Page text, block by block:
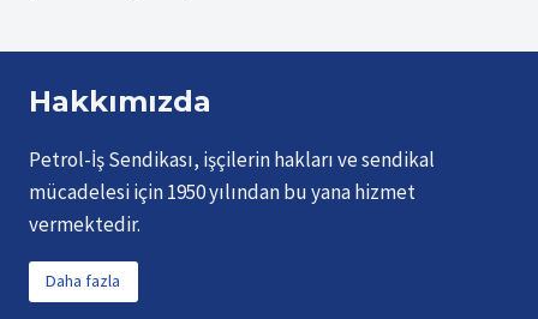
Hakkımızda
Petrol-İş Sendikası, işçilerin hakları ve sendikal
mücadelesi için 1950 yılından bu yana hizmet
vermektedir.
Daha fazla